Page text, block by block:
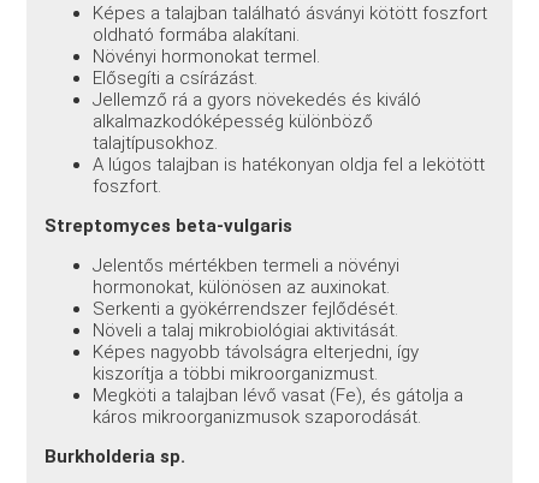
Képes a talajban található ásványi kötött foszfort
oldható formába alakítani.
Növényi hormonokat termel.
Elősegíti a csírázást.
Jellemző rá a gyors növekedés és kiváló
alkalmazkodóképesség különböző
talajtípusokhoz.
A lúgos talajban is hatékonyan oldja fel a lekötött
foszfort.
Streptomyces beta-vulgaris
Jelentős mértékben termeli a növényi
hormonokat, különösen az auxinokat.
Serkenti a gyökérrendszer fejlődését.
Növeli a talaj mikrobiológiai aktivitását.
Képes nagyobb távolságra elterjedni, így
kiszorítja a többi mikroorganizmust.
Megköti a talajban lévő vasat (Fe), és gátolja a
káros mikroorganizmusok szaporodását.
Burkholderia sp.